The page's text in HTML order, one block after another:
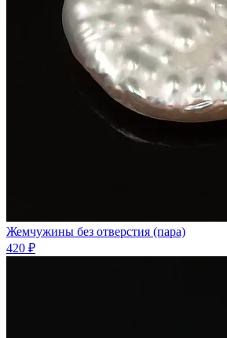
Жемчужины без отверстия (пара)
420 ₽